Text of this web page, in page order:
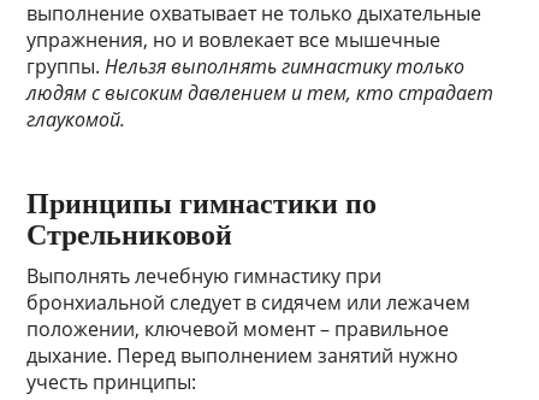
выполнение охватывает не только дыхательные
упражнения, но и вовлекает все мышечные
группы.Нельзя выполнять гимнастику только
людям с высоким давлением и тем, кто страдает
глаукомой.
Принципы гимнастики по
Стрельниковой
Выполнять лечебную гимнастику при
бронхиальной следует в сидячем или лежачем
положении, ключевой момент – правильное
дыхание. Перед выполнением занятий нужно
учесть принципы: